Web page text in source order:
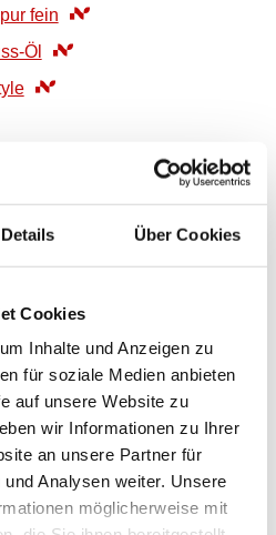
Details Über Cookies
Cookies
Inhalte und Anzeigen zu
für soziale Medien anbieten
auf unsere Website zu
wir Informationen zu Ihrer
an unsere Partner für
Analysen weiter. Unsere
möglicherweise mit
fein
Öl
geschält, in Stücke geschnitten
fein
Öl
Oliven-Öl Extra Italien
BIO Kräutersalz